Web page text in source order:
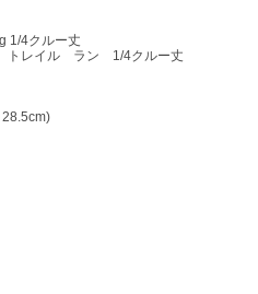
1/4クルー丈
イル ラン 1/4クルー丈